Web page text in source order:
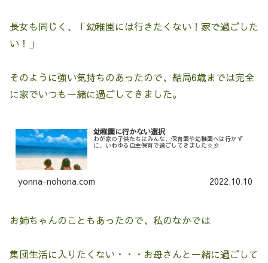
長女も同じく、「幼稚園には行きたくない！家で過ごした
い！」
そのように強い気持ちのあったので、結局6歳までは完全
に家でいつも一緒に過ごしてきました。
幼稚園に行かない選択
わが家の子供たちはみんな、保育園や幼稚園へは行かず
に、いわゆる自主保育で過ごしてきました☆彡
yonna-nohona.com 2022.10.10
お姉ちゃんのこともあったので、私のなかでは
集団生活に入りたくない・・・お母さんと一緒に過ごして